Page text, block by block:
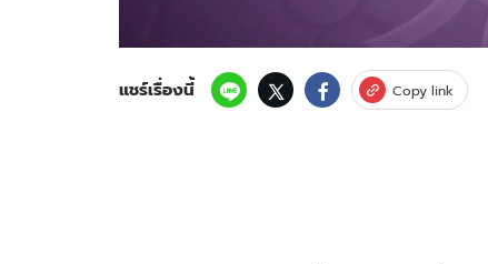
แชร์เรื่องนี้ Copy link